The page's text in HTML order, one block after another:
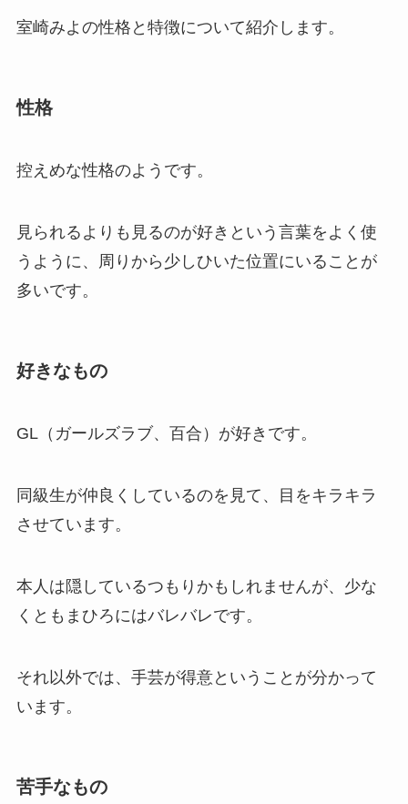
室崎みよの性格と特徴について紹介します。
性格
控えめな性格のようです。
見られるよりも見るのが好きという言葉をよく使
うように、周りから少しひいた位置にいることが
多いです。
好きなもの
GL（ガールズラブ、百合）が好きです。
同級生が仲良くしているのを見て、目をキラキラ
させています。
本人は隠しているつもりかもしれませんが、少な
くともまひろにはバレバレです。
それ以外では、手芸が得意ということが分かって
います。
苦手なもの